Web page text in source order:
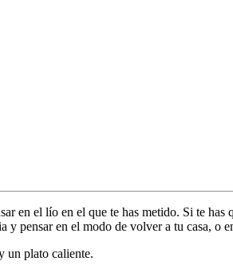
en el lío en el que te has metido. Si te
pensar en el modo de volver a tu casa, o
un plato caliente.